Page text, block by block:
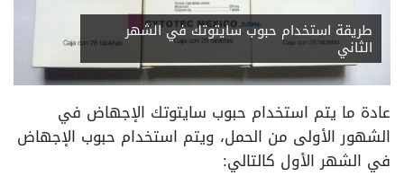
طريقة استخدام حبوب سايتوتك في الشهر
الثاني
عادة ما يتم استخدام حبوب سايتوتك الإجهاض في
الشهور الأولى من الحمل، ويتم استخدام حبوب الإجهاض
في الشهر الأول كالتالي: